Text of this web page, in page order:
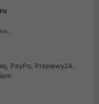
PayPo, Przelewy24,